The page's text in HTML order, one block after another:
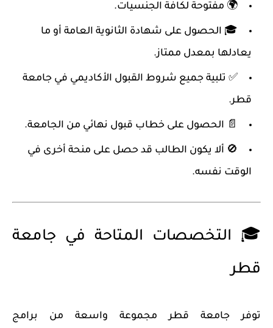
🌍 مفتوحة لكافة الجنسيات.
🎓 الحصول على شهادة الثانوية العامة أو ما
يعادلها بمعدل ممتاز.
✅ تلبية جميع شروط القبول الأكاديمي في جامعة
قطر.
📄 الحصول على خطاب قبول نهائي من الجامعة.
🚫 ألا يكون الطالب قد حصل على منحة أخرى في
الوقت نفسه.
🎓 التخصصات المتاحة في جامعة
قطر
توفر جامعة قطر مجموعة واسعة من
برامج